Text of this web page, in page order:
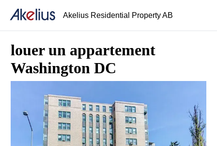
Akelius Residential Property AB
louer un appartement
Washington DC